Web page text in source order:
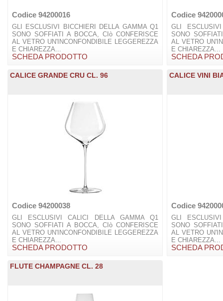
Codice 94200016
GLI ESCLUSIVI BICCHIERI DELLA GAMMA Q1
SONO SOFFIATI A BOCCA, CIò CONFERISCE
AL VETRO UN'INCONFONDIBILE LEGGEREZZA
E CHIAREZZA...
SCHEDA PRODOTTO
Codice
GLI
SONO
AL VETRO
E CHIAREZZA...
SCHEDA
CALICE GRANDE CRU CL. 96
Codice 94200038
GLI ESCLUSIVI CALICI DELLA GAMMA Q1
SONO SOFFIATI A BOCCA, CIò CONFERISCE
AL VETRO UN'INCONFONDIBILE LEGGEREZZA
E CHIAREZZA...
SCHEDA PRODOTTO
CALICE VINI
Codice
GLI
SONO
AL VETRO
E CHIAREZZA...
SCHEDA
FLUTE CHAMPAGNE CL. 28